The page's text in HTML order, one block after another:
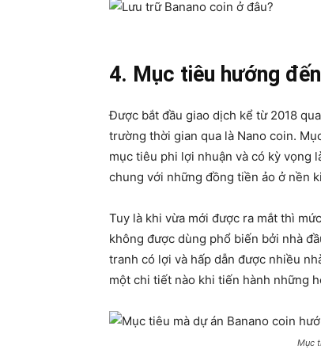
4. Mục tiêu hướng
Được bắt đầu giao dịch kể từ 2018
trường thời gian qua là Nano coin.
mục tiêu phi lợi nhuận và có kỳ vọng
chung với những đồng tiền ảo ở nền
Tuy là khi vừa mới được ra mắt thì
không được dùng phổ biến bởi nhà
tranh có lợi và hấp dẫn được nhiều
một chi tiết nào khi tiến hành những
Mục